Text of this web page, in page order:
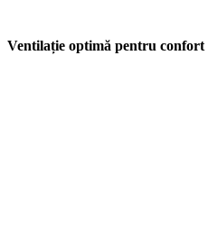
Ventilație optimă pentru confort